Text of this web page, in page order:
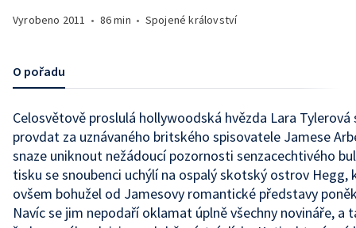
Vyrobeno 2011 • 86 min • Spojené království
O pořadu
Celosvětově proslulá hollywoodská hvězda Lara Tylerová
provdat za uznávaného britského spisovatele Jamese
snaze uniknout nežádoucí pozornosti senzacechtivého
tisku se snoubenci uchýlí na ospalý skotský ostrov Hegg,
ovšem bohužel od Jamesovy romantické představy
Navíc se jim nepodaří oklamat úplně všechny novináře, a